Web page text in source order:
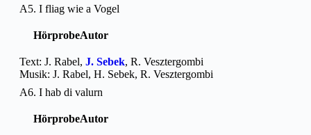
A5. I fliag wie a Vogel
HörprobeAutor
Text: J. Rabel, J. Sebek, R. Vesztergombi
Musik: J. Rabel, H. Sebek, R. Vesztergombi
A6. I hab di valurn
HörprobeAutor